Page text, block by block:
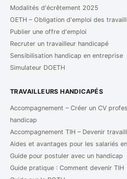
Modalités d'écrêtement 2025
OETH – Obligation d'emploi des
Publier une offre d'emploi
Recruter un travailleur handicapé
Sensibilisation handicap en entreprise
Simulateur DOETH
TRAVAILLEURS HANDICAPÉS
Accompagnement – Créer un CV
handicap
Accompagnement TIH – Devenir
Aides et avantages pour les salariés
Guide pour postuler avec un handicap
Guide pratique : Comment devenir TIH